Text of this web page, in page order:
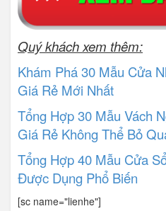
Quý khách xem thêm:
Khám Phá 30 Mẫu Cửa
Giá Rẻ Mới Nhất
Tổng Hợp 30 Mẫu Vách
Giá Rẻ Không Thể Bỏ
Tổng Hợp 40 Mẫu Cửa
Được Dụng Phổ Biến
[sc name="lienhe"]